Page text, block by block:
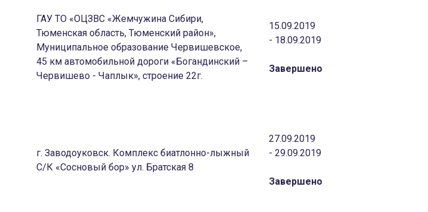
ГАУ ТО «ОЦЗВС «Жемчужина Сибири,
Тюменская область, Тюменский район»,
Муниципальное образование Червишевское,
45 км автомобильной дороги «Богандинский –
Червишево - Чаплык», строение 22г.
15.09.2019
- 18.09.2019
Завершено
г. Заводоуковск. Комплекс биатлонно-лыжный
С/К «Сосновый бор» ул. Братская 8
27.09.2019
- 29.09.2019
Завершено